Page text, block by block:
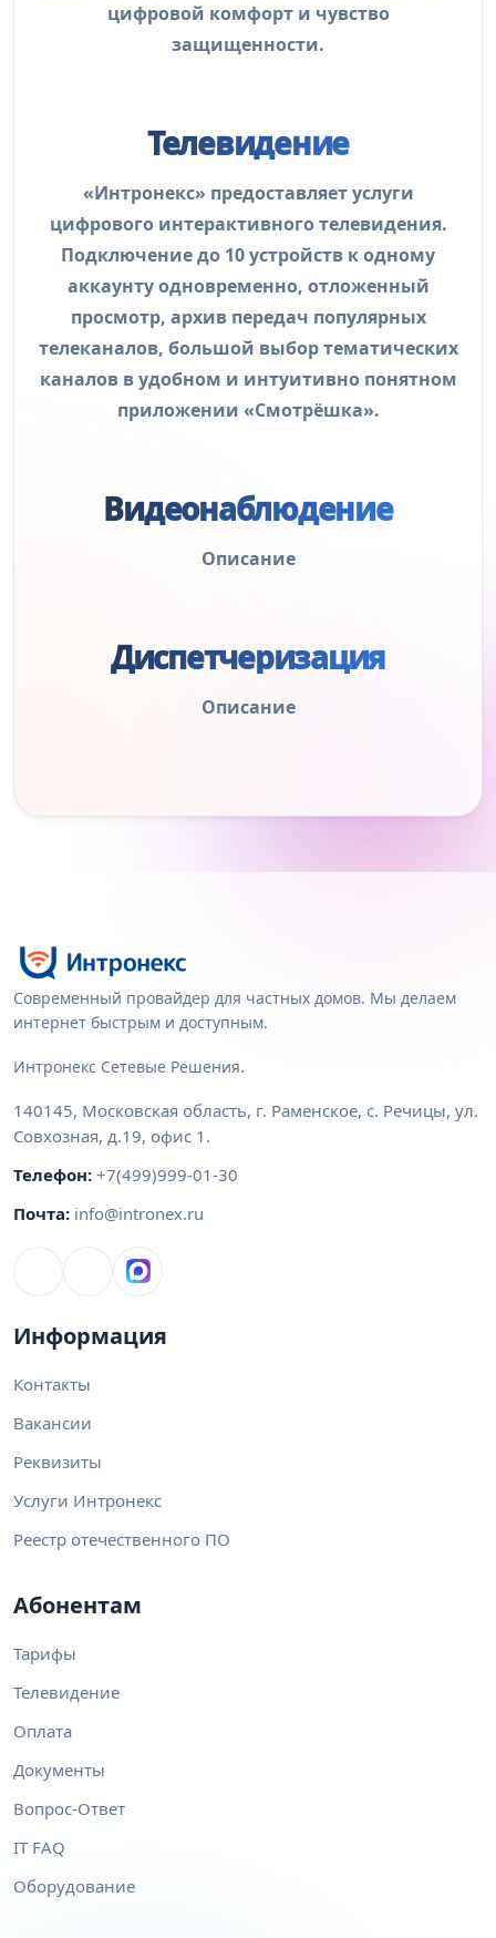
цифровой комфорт и чувство
защищенности.
Телевидение
«Интронекс» предоставляет услуги
цифрового интерактивного телевидения.
Подключение до 10 устройств к одному
аккаунту одновременно, отложенный
просмотр, архив передач популярных
телеканалов, большой выбор тематических
каналов в удобном и интуитивно понятном
приложении «Смотрёшка».
Видеонаблюдение
Описание
Диспетчеризация
Описание
Современный провайдер для частных домов. Мы делаем
интернет быстрым и доступным.
Интронекс Сетевые Решения.
140145, Московская область, г. Раменское, с. Речицы, ул.
Совхозная, д.19, офис 1 .
Телефон: +7(499)999-01-30
Почта: info@intronex.ru
Информация
Контакты
Вакансии
Реквизиты
Услуги Интронекс
Реестр отечественного ПО
Абонентам
Тарифы
Телевидение
Оплата
Документы
Вопрос-Ответ
IT FAQ
Оборудование